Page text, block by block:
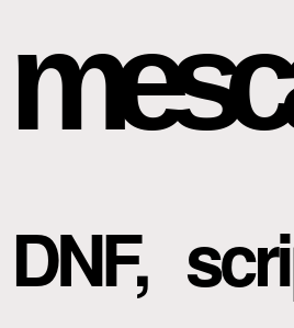
DNF,